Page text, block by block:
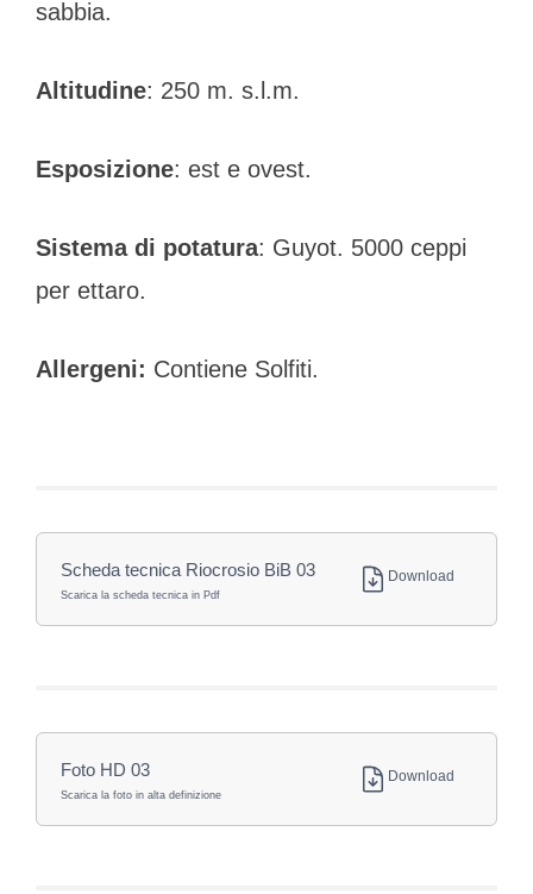
sabbia.
Altitudine: 250 m. s.l.m.
Esposizione: est e ovest.
Sistema di potatura: Guyot. 5000 ceppi
per ettaro.
Allergeni: Contiene Solfiti.
Scheda tecnica Riocrosio BiB 03
Scarica la scheda tecnica in Pdf
Download
Foto HD 03
Scarica la foto in alta definizione
Download